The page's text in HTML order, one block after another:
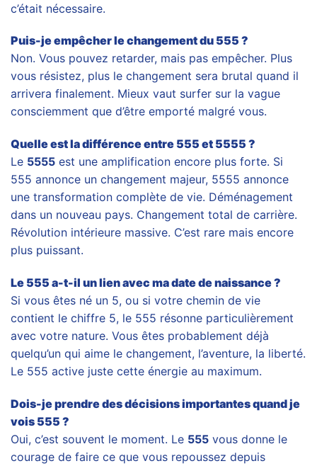
c’était nécessaire.
Puis-je empêcher le changement du 555 ?
Non. Vous pouvez retarder, mais pas empêcher. Plus
vous résistez, plus le changement sera brutal quand il
arrivera finalement. Mieux vaut surfer sur la vague
consciemment que d’être emporté malgré vous.
Quelle est la différence entre 555 et 5555 ?
Le 5555 est une amplification encore plus forte. Si
555 annonce un changement majeur, 5555 annonce
une transformation complète de vie. Déménagement
dans un nouveau pays. Changement total de carrière.
Révolution intérieure massive. C’est rare mais encore
plus puissant.
Le 555 a-t-il un lien avec ma date de naissance ?
Si vous êtes né un 5, ou si votre chemin de vie
contient le chiffre 5, le 555 résonne particulièrement
avec votre nature. Vous êtes probablement déjà
quelqu’un qui aime le changement, l’aventure, la liberté.
Le 555 active juste cette énergie au maximum.
Dois-je prendre des décisions importantes quand je
vois 555 ?
Oui, c’est souvent le moment. Le 555 vous donne le
courage de faire ce que vous repoussez depuis